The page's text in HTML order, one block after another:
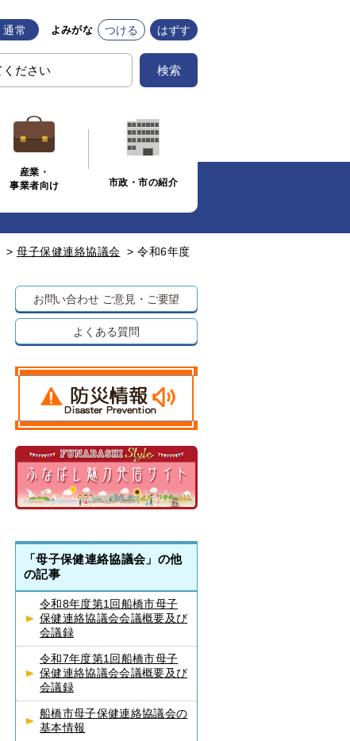
通常 よみがな つける はずす
検索
産業・
事業者向け
市政・市の紹介
> 母子保健連絡協議会 > 令和6年度
お問い合わせ ご意見・ご要望
よくある質問
「母子保健連絡協議会」の他
の記事
令和8年度第1回船橋市母子
保健連絡協議会会議概要及び
会議録
令和7年度第1回船橋市母子
保健連絡協議会会議概要及び
会議録
船橋市母子保健連絡協議会の
基本情報